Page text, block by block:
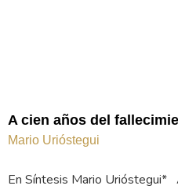
A cien años del
Mario Urióstegui
En Síntesis Mario Urióstegui*